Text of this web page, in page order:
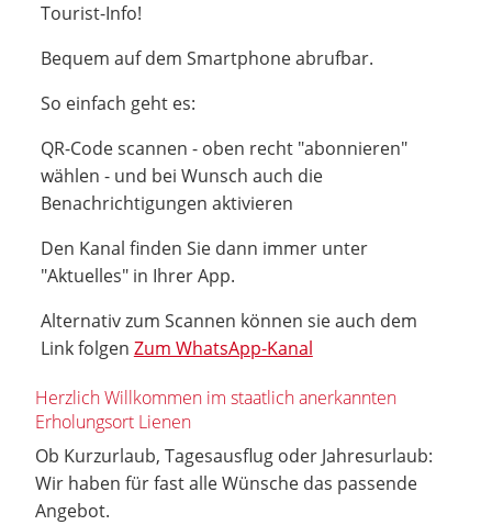
Tourist-Info!
Bequem auf dem Smartphone abrufbar.
So einfach geht es:
QR-Code scannen - oben recht "abonnieren"
wählen - und bei Wunsch auch die
Benachrichtigungen aktivieren
Den Kanal finden Sie dann immer unter
"Aktuelles" in Ihrer App.
Alternativ zum Scannen können sie auch dem
Link folgen Zum WhatsApp-Kanal
Herzlich Willkommen im staatlich anerkannten
Erholungsort Lienen
Ob Kurzurlaub, Tagesausflug oder Jahresurlaub:
Wir haben für fast alle Wünsche das passende
Angebot.